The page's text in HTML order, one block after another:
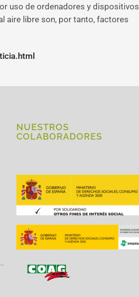
uso de ordenadores y dispositivos
aire libre son, por tanto, factores
NUESTROS
COLABORADORES